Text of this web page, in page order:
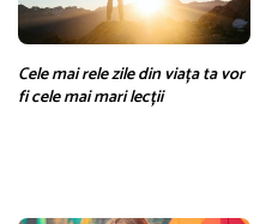
Cele mai rele zile din viața ta vor
fi cele mai mari lecții